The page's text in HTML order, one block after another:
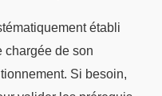
établi
chargée de son
Si besoin,